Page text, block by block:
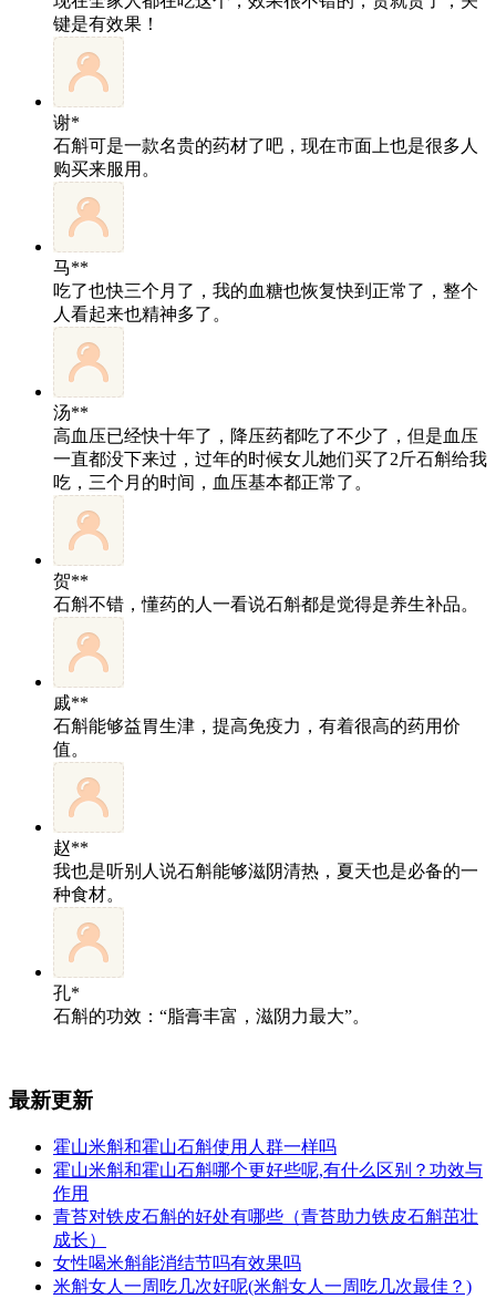
键是有效果！
谢*
石斛可是一款名贵的药材了吧，现在市面上也是很多人
购买来服用。
马**
吃了也快三个月了，我的血糖也恢复快到正常了，整个
人看起来也精神多了。
汤**
高血压已经快十年了，降压药都吃了不少了，但是血压
一直都没下来过，过年的时候女儿她们买了2斤石斛给我
吃，三个月的时间，血压基本都正常了。
贺**
石斛不错，懂药的人一看说石斛都是觉得是养生补品。
戚**
石斛能够益胃生津，提高免疫力，有着很高的药用价
值。
赵**
我也是听别人说石斛能够滋阴清热，夏天也是必备的一
种食材。
孔*
石斛的功效：“脂膏丰富，滋阴力最大”。
最新更新
霍山米斛和霍山石斛使用人群一样吗
霍山米斛和霍山石斛哪个更好些呢,有什么区别？功效与
作用
青苔对铁皮石斛的好处有哪些（青苔助力铁皮石斛茁壮
成长）
女性喝米斛能消结节吗有效果吗
米斛女人一周吃几次好呢(米斛女人一周吃几次最佳？)